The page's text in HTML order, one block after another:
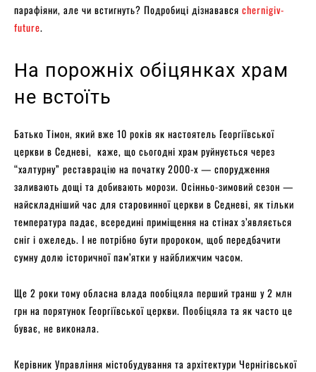
парафіяни, але чи встигнуть? Подробиці дізнавався chernigiv-
future.
На порожніх обіцянках храм
не встоїть
Батько Тімон, який вже 10 років як настоятель Георгіївської
церкви в Седневі, каже, що сьогодні храм руйнується через
“халтурну” реставрацію на початку 2000-х — спорудження
заливають дощі та добивають морози. Осінньо-зимовий сезон —
найскладніший час для старовинної церкви в Седневі, як тільки
температура падає, всередині приміщення на стінах з’являється
сніг і ожеледь. І не потрібно бути пророком, щоб передбачити
сумну долю історичної пам’ятки у найближчим часом.
Ще 2 роки тому обласна влада пообіцяла перший транш у 2 млн
грн на порятунок Георгіївської церкви. Пообіцяла та як часто це
буває, не виконала.
Керівник Управління містобудування та архітектури Чернігівської